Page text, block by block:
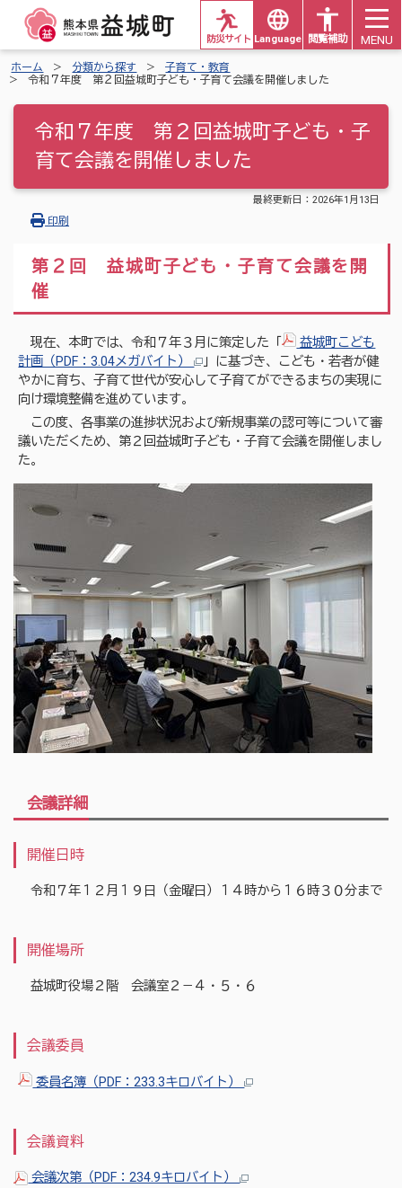
Languages 閲覧補助
防災サイト MENU
ホーム 分類から探す
子育て・教育
令和７年度 第２回益城町子ども・子育て会議を開催しました
令和７年度 第２回益城町子ども・子
育て会議を開催しました
最終更新日： 2026年1月13日
印刷
第２回 益城町子ども・子育て会議を開
催
現在、本町では、令和７年３月に策定した「
益城町こども
計画（PDF：3.04メガバイト）
」に基づき、こども・若者が健
やかに育ち、子育て世代が安心して子育てができるまちの実現に
向け環境整備を進めています。
この度、各事業の進捗状況および新規事業の認可等について審
議いただくため、第２回益城町子ども・子育て会議を開催しまし
た。
会議詳細
開催日時
令和７年１２月１９日（金曜日）１４時から１６時３０分まで
開催場所
益城町役場２階 会議室２－４・５・６
会議委員
委員名簿（PDF：233.3キロバイト）
会議資料
会議次第（PDF：234.9キロバイト）